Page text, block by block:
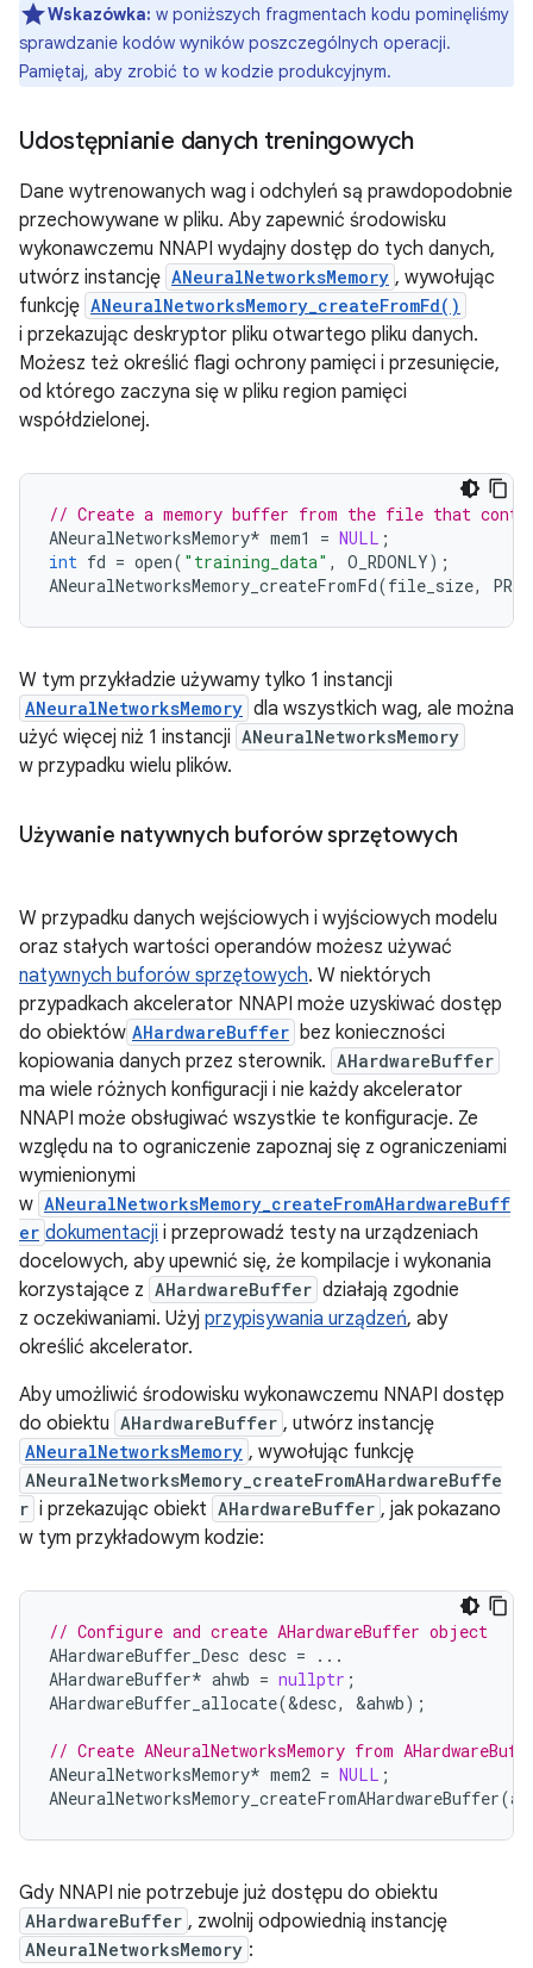
Wskazówka: w poniższych fragmentach kodu pominęliśmy
sprawdzanie kodów wyników poszczególnych operacji.
Pamiętaj, aby zrobić to w kodzie produkcyjnym.
Udostępnianie danych treningowych
Dane wytrenowanych wag i odchyleń są prawdopodobnie
przechowywane w pliku. Aby zapewnić środowisku
wykonawczemu NNAPI wydajny dostęp do tych danych,
utwórz instancję ANeuralNetworksMemory , wywołując
funkcję ANeuralNetworksMemory_createFromFd()
i przekazując deskryptor pliku otwartego pliku danych.
Możesz też określić flagi ochrony pamięci i przesunięcie,
od którego zaczyna się w pliku region pamięci
współdzielonej.
// Create a memory buffer from the file that
ANeuralNetworksMemory* mem1 = NULL ;
int fd = open( "training_data" , O_RDONLY);
ANeuralNetworksMemory_createFromFd(file_size,
W tym przykładzie używamy tylko 1 instancji
ANeuralNetworksMemory dla wszystkich wag, ale można
użyć więcej niż 1 instancji ANeuralNetworksMemory
w przypadku wielu plików.
Używanie natywnych buforów sprzętowych
W przypadku danych wejściowych i wyjściowych modelu
oraz stałych wartości operandów możesz używać
natywnych buforów sprzętowych. W niektórych
przypadkach akcelerator NNAPI może uzyskiwać dostęp
do obiektów AHardwareBuffer bez konieczności
kopiowania danych przez sterownik. AHardwareBuffer
ma wiele różnych konfiguracji i nie każdy akcelerator
NNAPI może obsługiwać wszystkie te konfiguracje. Ze
względu na to ograniczenie zapoznaj się z ograniczeniami
wymienionymi
w ANeuralNetworksMemory_createFromAHardwareBuff
er dokumentacji i przeprowadź testy na urządzeniach
docelowych, aby upewnić się, że kompilacje i wykonania
korzystające z AHardwareBuffer działają zgodnie
z oczekiwaniami. Użyj przypisywania urządzeń, aby
określić akcelerator.
Aby umożliwić środowisku wykonawczemu NNAPI dostęp
do obiektu AHardwareBuffer , utwórz instancję
ANeuralNetworksMemory , wywołując funkcję
ANeuralNetworksMemory_createFromAHardwareBuffe
r i przekazując obiekt AHardwareBuffer , jak pokazano
w tym przykładowym kodzie:
// Configure and create AHardwareBuffer object
AHardwareBuffer_Desc desc =
...
AHardwareBuffer* ahwb = nullptr ;
AHardwareBuffer_allocate(&desc, &ahwb);
// Create ANeuralNetworksMemory from
ANeuralNetworksMemory* mem2 = NULL ;
ANeuralNetworksMemory_createFromAHardwareBuffer(
Gdy NNAPI nie potrzebuje już dostępu do obiektu
AHardwareBuffer , zwolnij odpowiednią instancję
ANeuralNetworksMemory :